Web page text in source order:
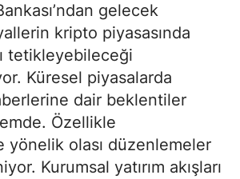
gelecek
kripto piyasasında
tetikleyebileceği
Küresel piyasalarda
dair beklentiler
Özellikle
yönelik olası düzenlemeler
Kurumsal yatırım akışları